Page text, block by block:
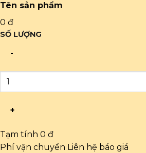
Tên sản phẩm
0 đ
SỐ LƯỢNG
-
+
Tạm tính 0 đ
Phí vận chuyển Liên hệ báo giá